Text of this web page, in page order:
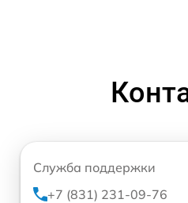
Служба поддержки
+7 (831) 231-09-76